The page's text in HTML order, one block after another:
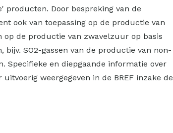
Door bespreking van de
ook van toepassing op de productie van
op de productie van zwavelzuur op basis
bijv. SO2-gassen van de productie van non-
Specifieke en diepgaande informatie over
weergegeven in de BREF inzake de